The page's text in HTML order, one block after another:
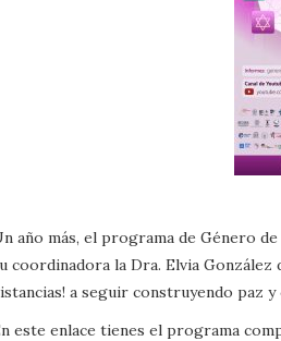
año más, el programa de Género
coordinadora la Dra. Elvia González
a seguir construyendo paz
este enlace tienes el programa